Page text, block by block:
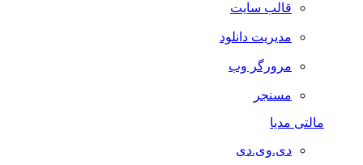
قالب سایت
مدیریت دانلود
مرورگر وب
مسنجر
مالتی مدیا
دی.وی.دی